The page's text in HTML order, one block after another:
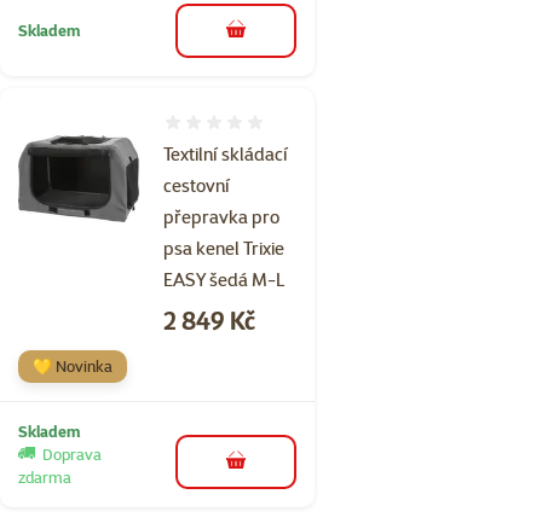
Skladem do košíku
Textilní skládací
cestovní
přepravka pro
psa kenel Trixie
EASY šedá M-L
Cena
2 849 Kč
💛 Novinka
Skladem
Doprava
zdarma
do košíku